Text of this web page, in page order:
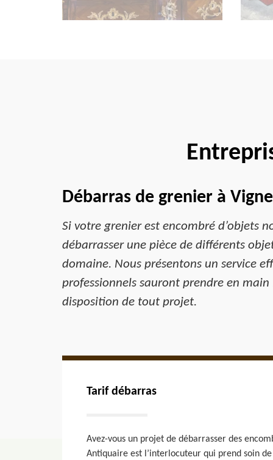
Débarras de grenier à
Si votre grenier est encombré d’objets
débarrasser une pièce de différents
domaine. Nous présentons un service
professionnels sauront prendre en
disposition de tout projet.
Tarif débarras
Avez-vous un projet de débarrasser des
Antiquaire est l’interlocuteur qui prend soin